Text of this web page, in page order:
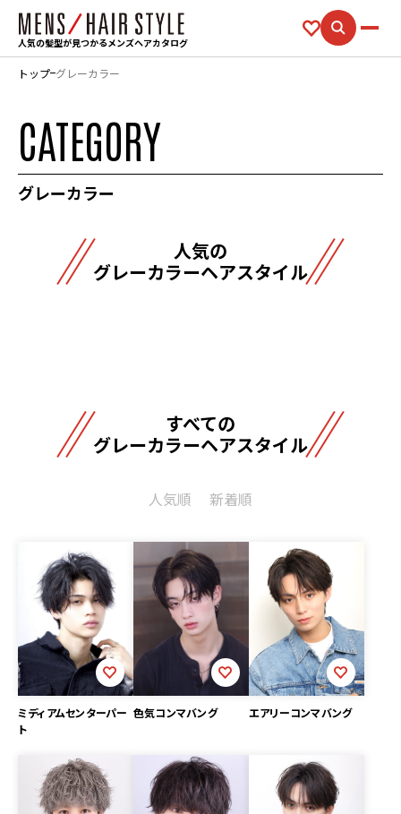
人気の髪型が見つかるメンズヘアカタログ
トップ グレーカラー
CATEGORY
グレーカラー
人気の
グレーカラーヘアスタイル
すべての
グレーカラーヘアスタイル
人気順 新着順
ミディアムセンターパー
ト
色気コンマバング エアリーコンマバング